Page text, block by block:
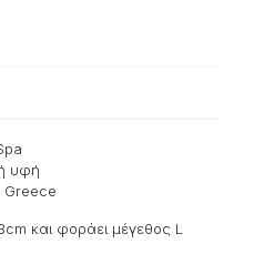
υφή
Greece
και φοράει μέγεθος L